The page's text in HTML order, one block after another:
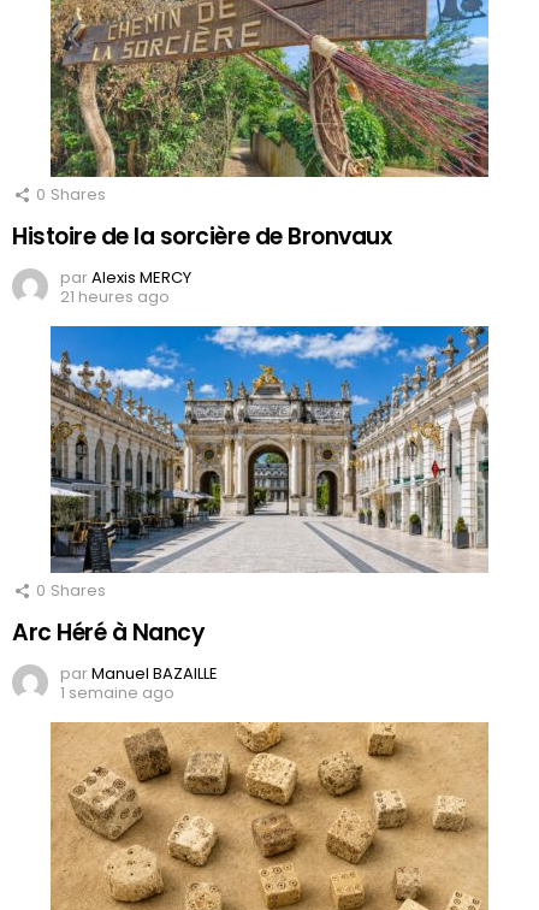
0 Shares
Histoire de la sorcière de Bronvaux
parAlexis MERCY
21 heures ago
0 Shares
Arc Héré à Nancy
parManuel BAZAILLE
1 semaine ago